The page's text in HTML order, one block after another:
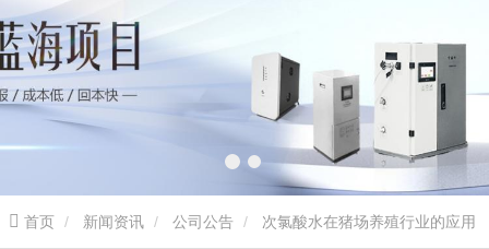
首页 新闻资讯 公司公告 次氯酸水在猪场养殖行业的应用